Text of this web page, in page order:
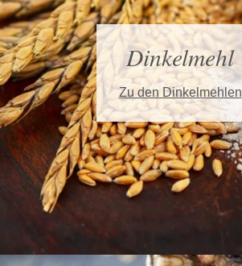
Dinkelmehl
Zu den Dinkelmehlen